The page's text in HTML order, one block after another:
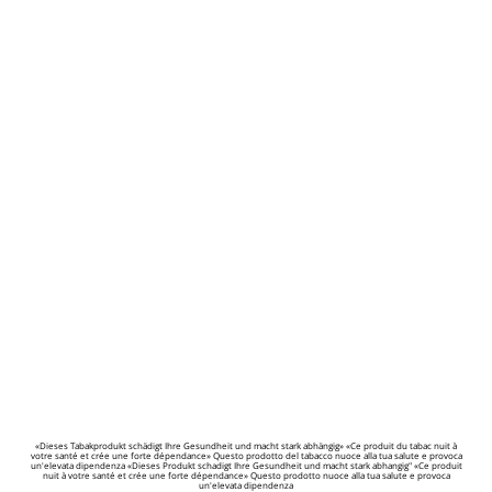
«Dieses Tabakprodukt schädigt Ihre Gesundheit und macht stark abhängig» «Ce produit du tabac nuit à
votre santé et crée une forte dépendance» Questo prodotto del tabacco nuoce alla tua salute e provoca
un'elevata dipendenza «Dieses Produkt schadigt Ihre Gesundheit und macht stark abhangig" «Ce produit
nuit à votre santé et crée une forte dépendance» Questo prodotto nuoce alla tua salute e provoca
un'elevata dipendenza